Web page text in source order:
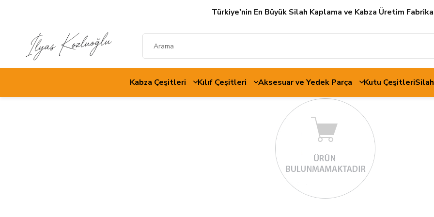
Türkiye'nin En Büyük Silah Kaplama ve Kabza Üretim
Kabza Çeşitleri Kılıf Çeşitleri Aksesuar ve Yedek Parça Kutu Çeşitleri